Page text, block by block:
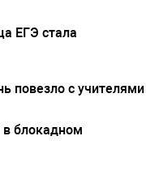
ЕГЭ стала
повезло с учителями
в блокадном